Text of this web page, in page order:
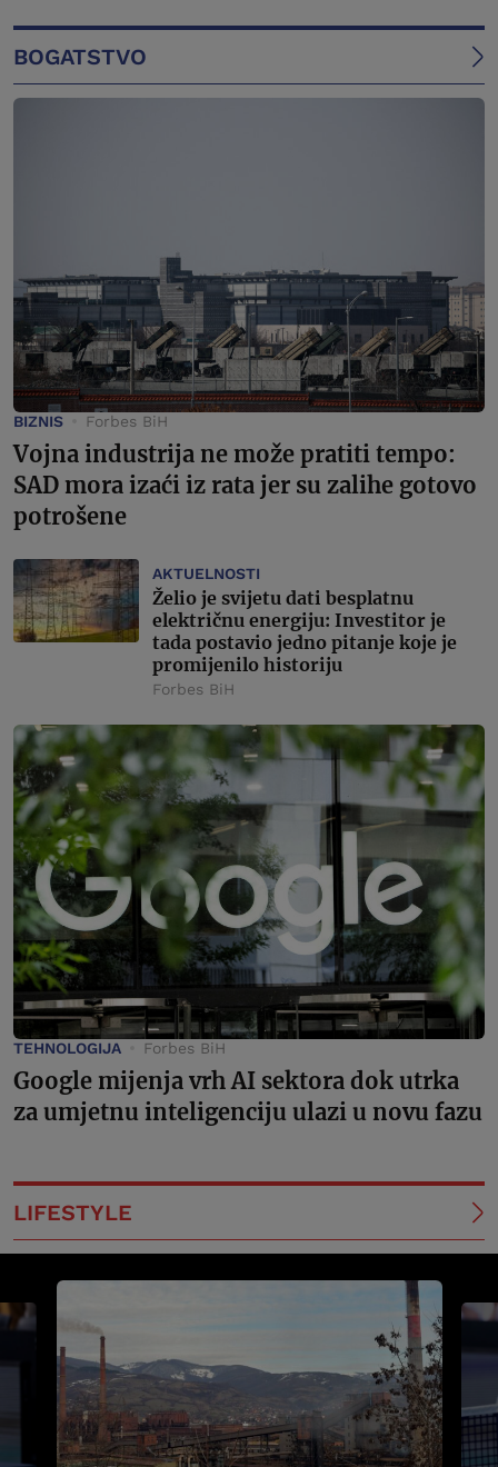
BOGATSTVO
BIZNIS Forbes BiH
Vojna industrija ne može pratiti tempo:
SAD mora izaći iz rata jer su zalihe gotovo
potrošene
AKTUELNOSTI
Želio je svijetu dati besplatnu
električnu energiju: Investitor je
tada postavio jedno pitanje koje je
promijenilo historiju
Forbes BiH
TEHNOLOGIJA Forbes BiH
Google mijenja vrh AI sektora dok utrka
za umjetnu inteligenciju ulazi u novu fazu
LIFESTYLE